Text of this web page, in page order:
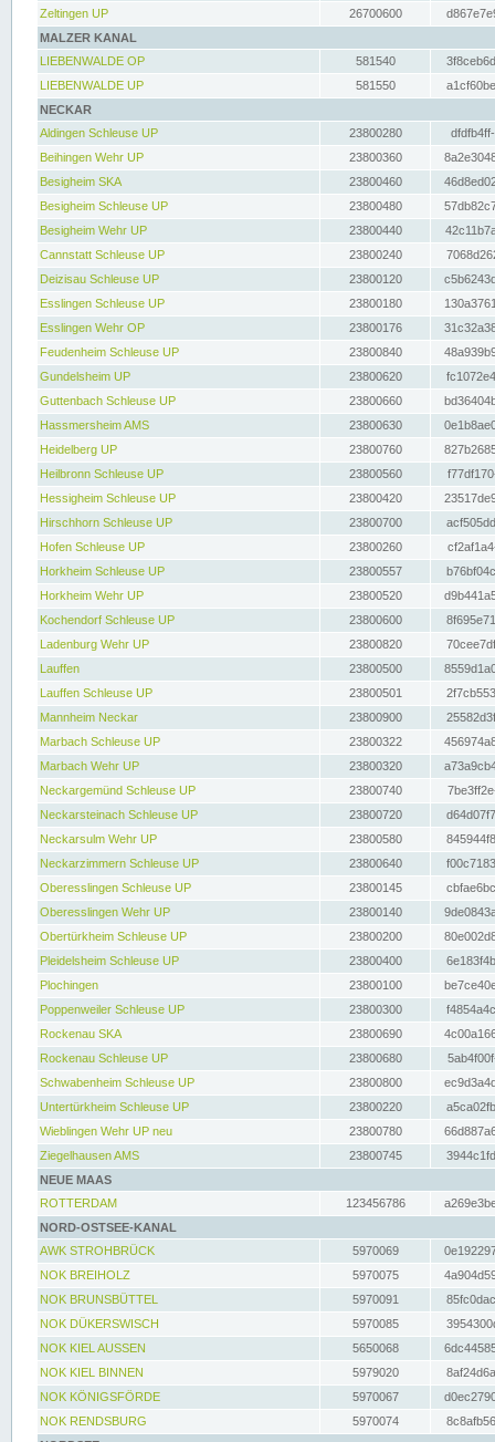
Zeltingen UP
26700600
MALZER KANAL
LIEBENWALDE OP
581540
LIEBENWALDE UP
581550
NECKAR
Aldingen Schleuse UP
23800280
Beihingen Wehr UP
23800360
Besigheim SKA
23800460
Besigheim Schleuse UP
23800480
Besigheim Wehr UP
23800440
Cannstatt Schleuse UP
23800240
Deizisau Schleuse UP
23800120
Esslingen Schleuse UP
23800180
Esslingen Wehr OP
23800176
Feudenheim Schleuse UP
23800840
Gundelsheim UP
23800620
Guttenbach Schleuse UP
23800660
Hassmersheim AMS
23800630
Heidelberg UP
23800760
Heilbronn Schleuse UP
23800560
Hessigheim Schleuse UP
23800420
Hirschhorn Schleuse UP
23800700
Hofen Schleuse UP
23800260
Horkheim Schleuse UP
23800557
Horkheim Wehr UP
23800520
Kochendorf Schleuse UP
23800600
Ladenburg Wehr UP
23800820
Lauffen
23800500
Lauffen Schleuse UP
23800501
Mannheim Neckar
23800900
Marbach Schleuse UP
23800322
Marbach Wehr UP
23800320
Neckargemünd Schleuse UP
23800740
Neckarsteinach Schleuse UP
23800720
Neckarsulm Wehr UP
23800580
Neckarzimmern Schleuse UP
23800640
Oberesslingen Schleuse UP
23800145
Oberesslingen Wehr UP
23800140
Obertürkheim Schleuse UP
23800200
Pleidelsheim Schleuse UP
23800400
Plochingen
23800100
Poppenweiler Schleuse UP
23800300
Rockenau SKA
23800690
Rockenau Schleuse UP
23800680
Schwabenheim Schleuse UP
23800800
Untertürkheim Schleuse UP
23800220
Wieblingen Wehr UP neu
23800780
Ziegelhausen AMS
23800745
NEUE MAAS
ROTTERDAM
123456786
NORD-OSTSEE-KANAL
AWK STROHBRÜCK
5970069
NOK BREIHOLZ
5970075
NOK BRUNSBÜTTEL
5970091
NOK DÜKERSWISCH
5970085
NOK KIEL AUSSEN
5650068
NOK KIEL BINNEN
5979020
NOK KÖNIGSFÖRDE
5970067
NOK RENDSBURG
5970074